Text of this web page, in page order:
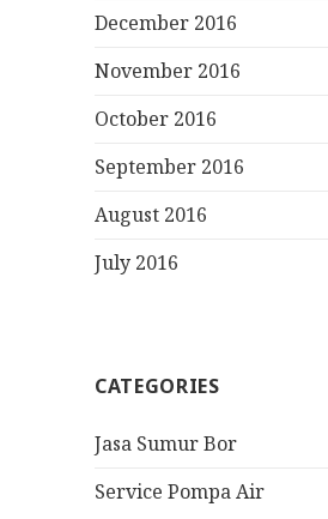
December 2016
November 2016
October 2016
September 2016
August 2016
July 2016
CATEGORIES
Jasa Sumur Bor
Service Pompa Air